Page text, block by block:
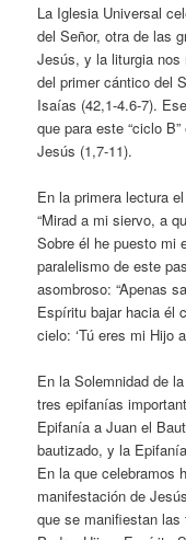
La Iglesia Universal
del Señor, otra de las
Jesús, y la liturgia nos
del primer cántico del
Isaías (42,1-4.6-7).
que para este “ciclo
Jesús (1,7-11).
En la primera lectura
“Mirad a mi siervo, a
Sobre él he puesto mi
paralelismo de este
asombroso: “Apenas
Espíritu bajar hacia él
cielo: ‘Tú eres mi Hijo
En la Solemnidad de
tres epifanías
Epifanía a Juan el
bautizado, y la
En la que celebramos
manifestación de
que se manifiestan